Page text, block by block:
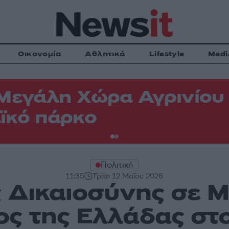
Οικονομία Αθλητικά Lifestyle
Χώρα Αγρινίου
πάρκο
Πολιτική
11:35 Τρίτη 12 Μαΐου 2026
Δικαιοσύνης σε
της Ελλάδας